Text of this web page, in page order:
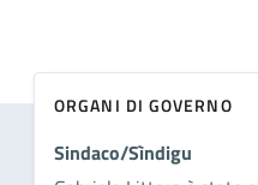
ORGANI DI GOVERNO
Sindaco/Sìndigu